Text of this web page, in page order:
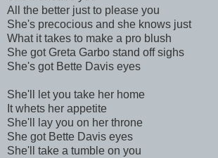
All the better just to please you
She's precocious and she knows just
What it takes to make a pro blush
She got Greta Garbo stand off sighs
She's got Bette Davis eyes
She'll let you take her home
It whets her appetite
She'll lay you on her throne
She got Bette Davis eyes
She'll take a tumble on you